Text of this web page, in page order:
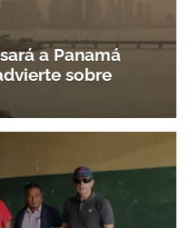
a Panamá
sobre